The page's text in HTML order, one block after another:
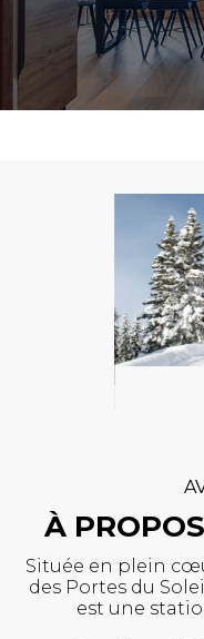
À
Située en plein
des Portes du
est une